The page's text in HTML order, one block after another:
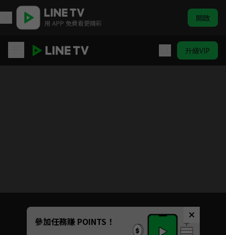
用 APP 免費看更精彩 開啟
升級VIP
Unmute
如有不便請見諒
參加任務賺 POINTS！